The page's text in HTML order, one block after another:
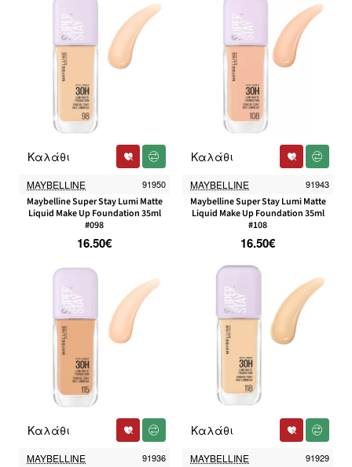
MAYBELLINE 91950
Maybelline Super Stay Lumi Matte
Liquid Make Up Foundation 35ml
#098
16.50€
Καλάθι
MAYBELLINE 91943
Maybelline Super Stay Lumi Matte
Liquid Make Up Foundation 35ml
#108
16.50€
Καλάθι
MAYBELLINE 91936
Καλάθι
MAYBELLINE 91929
Καλάθι